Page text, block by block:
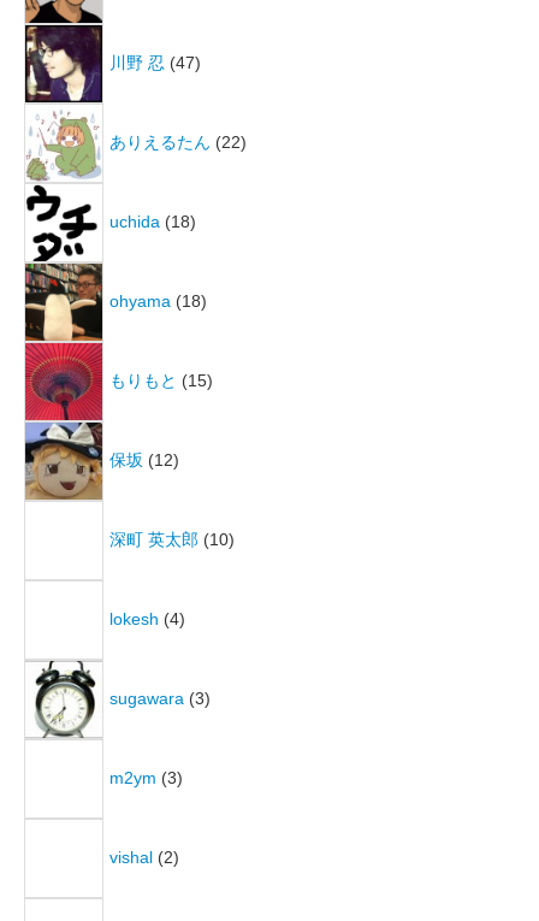
川野 忍 (47)
ありえるたん (22)
uchida (18)
ohyama (18)
もりもと (15)
保坂 (12)
深町 英太郎 (10)
lokesh (4)
sugawara (3)
m2ym (3)
vishal (2)